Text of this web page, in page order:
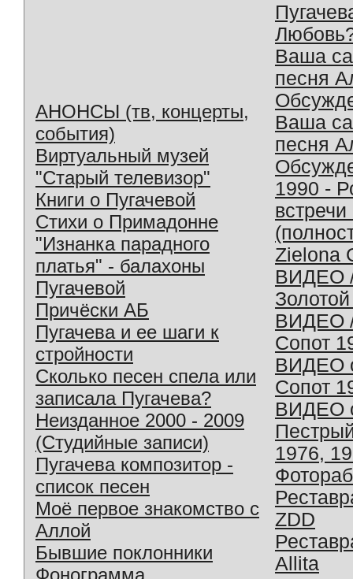
АНОНСЫ (тв, концерты,
события)
Виртуальный музей
"Старый телевизор"
Книги о Пугачевой
Стихи о Примадонне
"Изнанка парадного
платья" - балахоны
Пугачевой
Причёски АБ
Пугачева и ее шаги к
стройности
Сколько песен спела или
записала Пугачева?
Неизданное 2000 - 2009
(Студийные записи)
Пугачева композитор -
список песен
Моё первое знакомство с
Аллой
Бывшие поклонники
Фонограмма
Ваша
песня
Ваша
песня
1990 -
Zielona
ВИДЕО
ВИДЕО
Сопот
ВИДЕО
Сопот
ВИДЕО
1976,
ZDD
Allita